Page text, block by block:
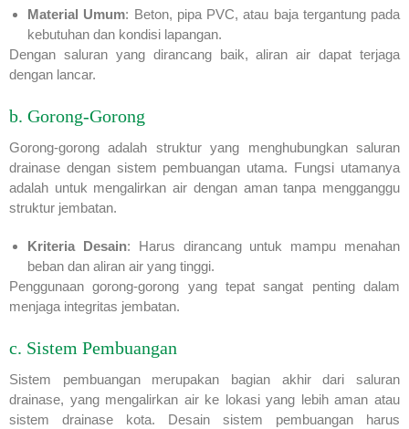
Material Umum: Beton, pipa PVC, atau baja tergantung pada
kebutuhan dan kondisi lapangan.
Dengan saluran yang dirancang baik, aliran air dapat terjaga
dengan lancar.
b. Gorong-Gorong
Gorong-gorong adalah struktur yang menghubungkan saluran
drainase dengan sistem pembuangan utama. Fungsi utamanya
adalah untuk mengalirkan air dengan aman tanpa mengganggu
struktur jembatan.
Kriteria Desain: Harus dirancang untuk mampu menahan
beban dan aliran air yang tinggi.
Penggunaan gorong-gorong yang tepat sangat penting dalam
menjaga integritas jembatan.
c. Sistem Pembuangan
Sistem pembuangan merupakan bagian akhir dari saluran
drainase, yang mengalirkan air ke lokasi yang lebih aman atau
sistem drainase kota. Desain sistem pembuangan harus